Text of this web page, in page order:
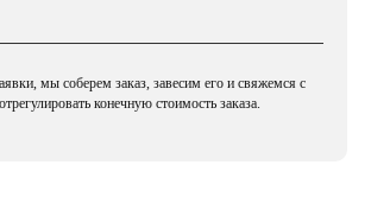
мы соберем заказ, завесим его и свяжемся с
конечную стоимость заказа.